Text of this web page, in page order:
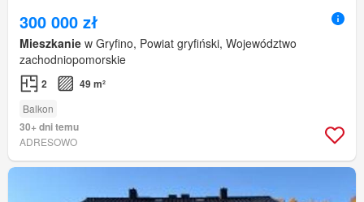
300 000 zł
Mieszkanie w Gryfino, Powiat gryfiński, Województwo
zachodniopomorskie
2 49 m²
Balkon
30+ dni temu
ADRESOWO